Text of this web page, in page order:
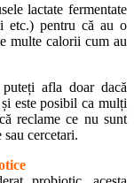
lactate fermentate
etc.) pentru că au o
multe calorii cum au
afla doar dacă
este posibil ca mulți
reclame ce nu sunt
cercetari.